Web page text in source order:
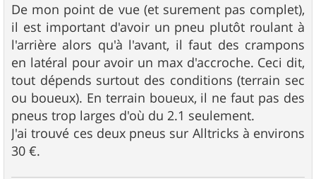
De mon point de vue (et surement pas complet),
il est important d'avoir un pneu plutôt roulant à
l'arrière alors qu'à l'avant, il faut des crampons
en latéral pour avoir un max d'accroche. Ceci dit,
tout dépends surtout des conditions (terrain sec
ou boueux). En terrain boueux, il ne faut pas des
pneus trop larges d'où du 2.1 seulement.
J'ai trouvé ces deux pneus sur Alltricks à environs
30 €.